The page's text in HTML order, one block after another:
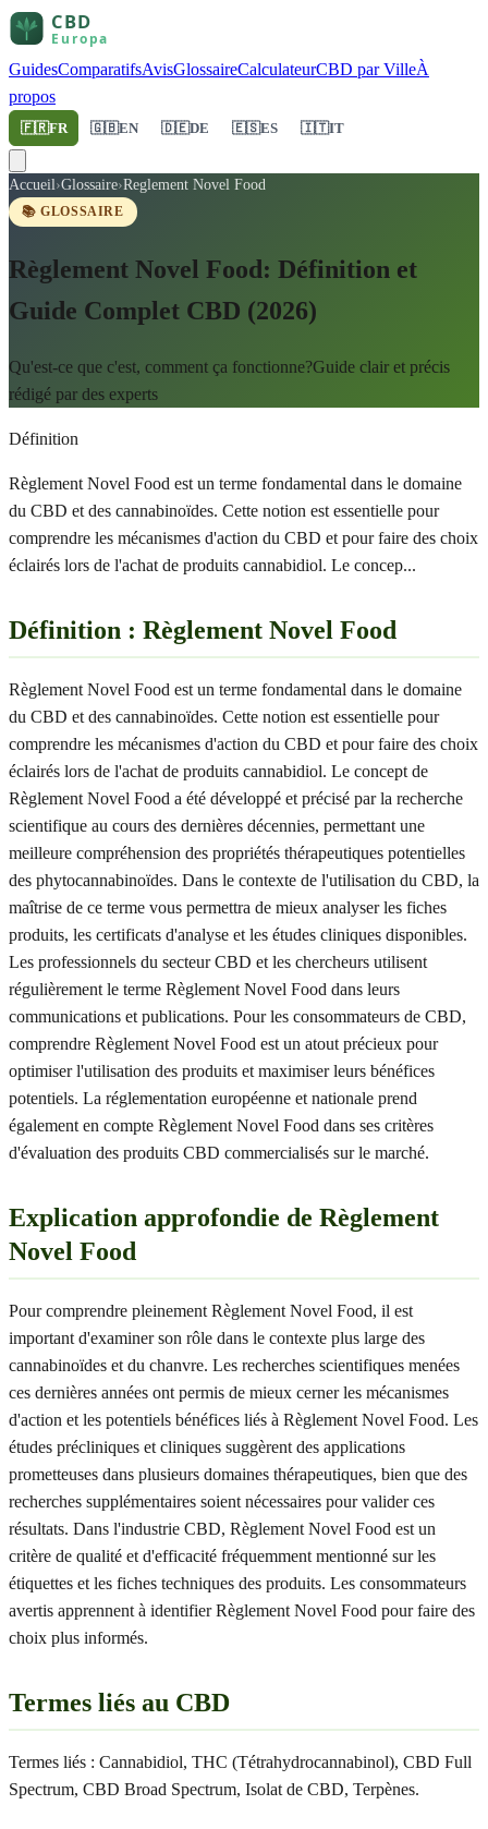
GuidesComparatifsAvisGlossaireCalculateurCBD par VilleÀ
propos
🇫🇷FR 🇬🇧EN 🇩🇪DE 🇪🇸ES 🇮🇹IT
Accueil›Glossaire›Reglement Novel Food
📚 GLOSSAIRE
Règlement Novel Food: Définition et
Guide Complet CBD (2026)
Qu'est-ce que c'est, comment ça fonctionne?Guide clair et précis
rédigé par des experts
Définition
Règlement Novel Food est un terme fondamental dans le domaine
du CBD et des cannabinoïdes. Cette notion est essentielle pour
comprendre les mécanismes d'action du CBD et pour faire des choix
éclairés lors de l'achat de produits cannabidiol. Le concep...
Définition : Règlement Novel Food
Règlement Novel Food est un terme fondamental dans le domaine
du CBD et des cannabinoïdes. Cette notion est essentielle pour
comprendre les mécanismes d'action du CBD et pour faire des choix
éclairés lors de l'achat de produits cannabidiol. Le concept de
Règlement Novel Food a été développé et précisé par la recherche
scientifique au cours des dernières décennies, permettant une
meilleure compréhension des propriétés thérapeutiques potentielles
des phytocannabinoïdes. Dans le contexte de l'utilisation du CBD, la
maîtrise de ce terme vous permettra de mieux analyser les fiches
produits, les certificats d'analyse et les études cliniques disponibles.
Les professionnels du secteur CBD et les chercheurs utilisent
régulièrement le terme Règlement Novel Food dans leurs
communications et publications. Pour les consommateurs de CBD,
comprendre Règlement Novel Food est un atout précieux pour
optimiser l'utilisation des produits et maximiser leurs bénéfices
potentiels. La réglementation européenne et nationale prend
également en compte Règlement Novel Food dans ses critères
d'évaluation des produits CBD commercialisés sur le marché.
Explication approfondie de Règlement
Novel Food
Pour comprendre pleinement Règlement Novel Food, il est
important d'examiner son rôle dans le contexte plus large des
cannabinoïdes et du chanvre. Les recherches scientifiques menées
ces dernières années ont permis de mieux cerner les mécanismes
d'action et les potentiels bénéfices liés à Règlement Novel Food. Les
études précliniques et cliniques suggèrent des applications
prometteuses dans plusieurs domaines thérapeutiques, bien que des
recherches supplémentaires soient nécessaires pour valider ces
résultats. Dans l'industrie CBD, Règlement Novel Food est un
critère de qualité et d'efficacité fréquemment mentionné sur les
étiquettes et les fiches techniques des produits. Les consommateurs
avertis apprennent à identifier Règlement Novel Food pour faire des
choix plus informés.
Termes liés au CBD
Termes liés : Cannabidiol, THC (Tétrahydrocannabinol), CBD Full
Spectrum, CBD Broad Spectrum, Isolat de CBD, Terpènes.